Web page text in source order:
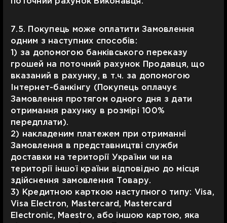
7.5. Покупець може оплатити Замовлення
одним з наступних способів:
1) за допомогою банківського переказу
грошей на поточний рахунок Продавця, що
вказаний в рахунку, в т.ч. за допомогою
Інтернет-банкінгу (Покупець оплачує
Замовлення протягом одного дня з дати
отримання рахунку в розмірі 100%
передплати).
2) накладеним платежем при отриманні
Замовлення в представництві служби
доставки на території України чи на
території іншої країни відповідно до місця
здійснення замовлення Товару.
3) Кредитною карткою наступного типу: Visa,
Visa Electron, Mastercard, Mastercard
Electronic, Maestro, або іншою картою, яка